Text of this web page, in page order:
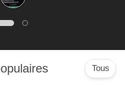
bon,
avec
prochaine
!
Tous